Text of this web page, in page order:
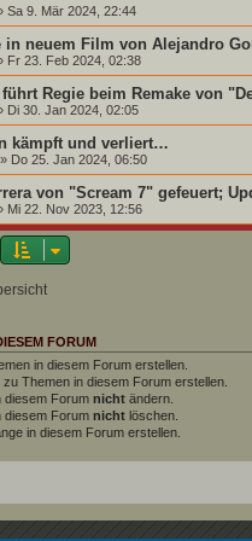
Sa 9. Mär 2024, 22:44
in neuem Film von Alejandro
Fr 23. Feb 2024, 02:38
Regie beim Remake von
Di 30. Jan 2024, 02:05
kämpft und verliert…
» Do 25. Jan 2024, 06:50
von "Scream 7" gefeuert;
Mi 22. Nov 2023, 12:56
FORUM
in diesem Forum erstellen.
zu Themen in diesem Forum erstellen.
diesem Forum nicht ändern.
diesem Forum nicht löschen.
in diesem Forum erstellen.